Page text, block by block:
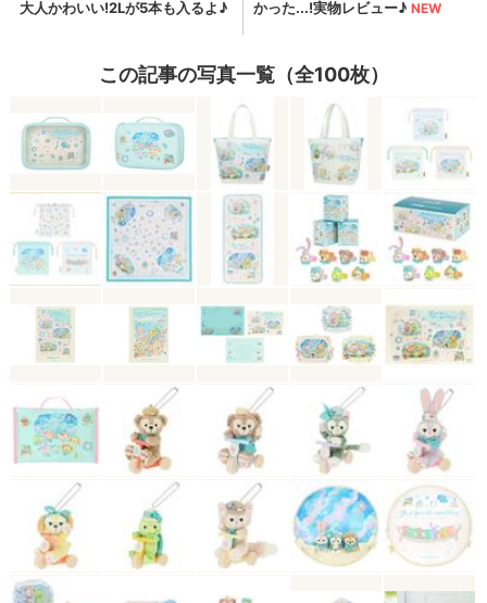
この記事の写真一覧（全100枚）